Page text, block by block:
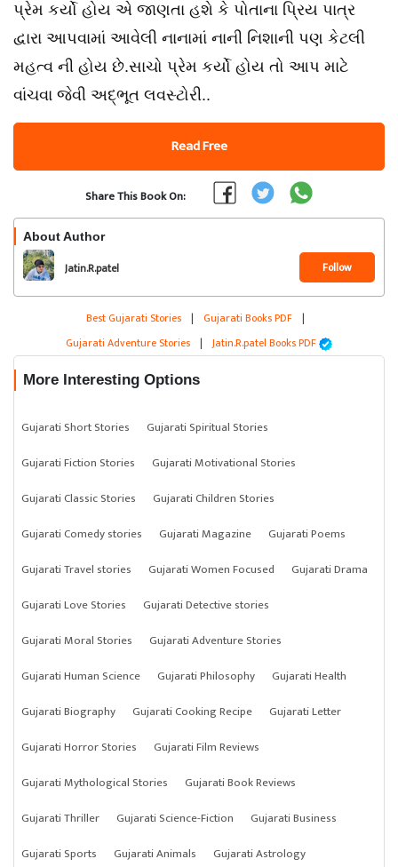
પ્રેમ કર્યો હોય એ જાણતા હશે કે પોતાના પ્રિય પાત્ર
દ્વારા આપવામાં આવેલી નાનામાં નાની નિશાની પણ કેટલી
મહત્વ ની હોય છે.સાચો પ્રેમ કર્યો હોય તો આપ માટે
વાંચવા જેવી અદ્ભૂત લવસ્ટોરી..
Read Free
Share This Book On:
About Author
Jatin.R.patel Follow
Best Gujarati Stories | Gujarati Books PDF |
Gujarati Adventure Stories | Jatin.R.patel Books PDF
More Interesting Options
Gujarati Short Stories
Gujarati Spiritual Stories
Gujarati Fiction Stories
Gujarati Motivational Stories
Gujarati Classic Stories
Gujarati Children Stories
Gujarati Comedy stories
Gujarati Magazine
Gujarati Poems
Gujarati Travel stories
Gujarati Women Focused
Gujarati Drama
Gujarati Love Stories
Gujarati Detective stories
Gujarati Moral Stories
Gujarati Adventure Stories
Gujarati Human Science
Gujarati Philosophy
Gujarati Health
Gujarati Biography
Gujarati Cooking Recipe
Gujarati Letter
Gujarati Horror Stories
Gujarati Film Reviews
Gujarati Mythological Stories
Gujarati Book Reviews
Gujarati Thriller
Gujarati Science-Fiction
Gujarati Business
Gujarati Sports
Gujarati Animals Gujarati Astrology